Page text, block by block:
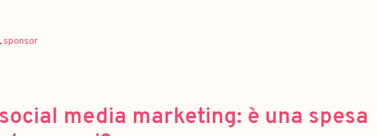
, sponsor
media marketing: è una spesa